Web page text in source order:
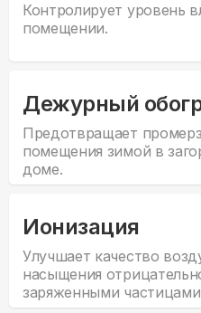
Контролирует уровень
помещении.
Дежурный
Предотвращает
помещения зимой в
доме.
Ионизация
Улучшает качество
насыщения
заряженными